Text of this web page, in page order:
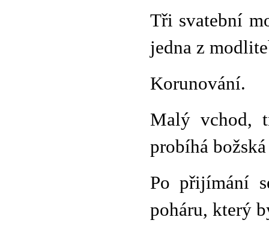
Tři svatební
jedna z
Korunování.
Malý vchod,
probíhá
Po přijímání
poháru, který